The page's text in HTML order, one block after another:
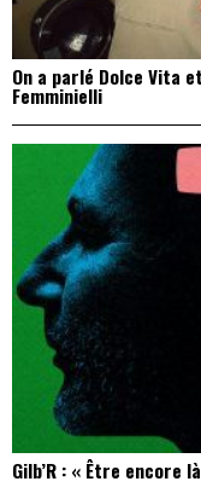
On a parlé Dolce Vita
Femminielli
Gilb’R : « Être encore